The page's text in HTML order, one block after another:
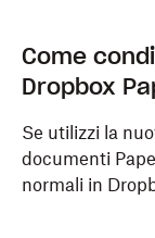
Come
Dropbox
Se utilizzi la
documenti
normali in